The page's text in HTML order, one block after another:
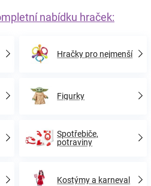
nabídku hraček:
Hračky pro nejmenší
Figurky
Spotřebiče,
potraviny
Kostýmy a karneval